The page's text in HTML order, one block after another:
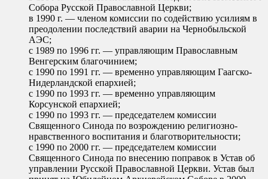
Собора Русской Православной Церкви;
в 1990 г. — членом комиссии по содействию усилиям в
преодолении последствий аварии на Чернобыльской
АЭС;
с 1989 по 1996 гг. — управляющим Православным
Венгерским благочинием;
с 1990 по 1991 гг. — временно управляющим Гаагско-
Нидерландской епархией;
с 1990 по 1993 гг. — временно управляющим
Корсунской епархией;
с 1990 по 1993 гг. — председателем комиссии
Священного Синода по возрождению религиозно-
нравственного воспитания и благотворительности;
с 1990 по 2000 гг. — председателем комиссии
Священного Синода по внесению поправок в Устав об
управлении Русской Православной Церкви. Устав был